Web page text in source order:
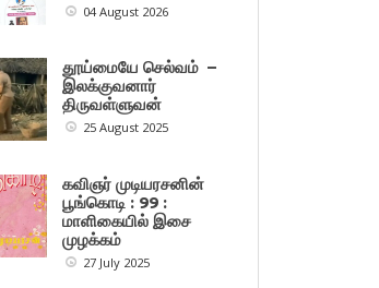
04 August 2026
தூய்மையே செல்வம் –
இலக்குவனார்
திருவள்ளுவன்
25 August 2025
கவிஞர் முடியரசனின்
பூங்கொடி : 99 :
மாளிகையில் இசை
முழக்கம்
27 July 2025